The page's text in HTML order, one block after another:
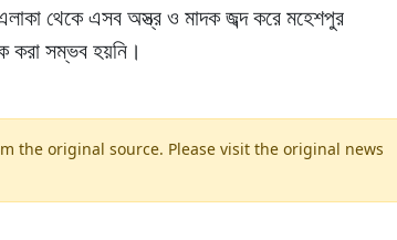
থেকে এসব অস্ত্র ও মাদক জব্দ করে মহেশপুর
করা সম্ভব হয়নি।
the original source. Please visit the original news